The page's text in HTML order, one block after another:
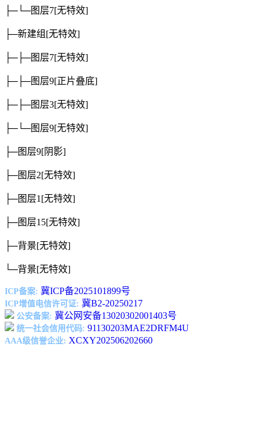
├─└─图层7[无特效]
├─新建组 [无特效]
├─├─图层7[无特效]
├─├─图层9[正片叠底]
├─├─图层3[无特效]
├─└─图层9[无特效]
├─图层9[阴影]
├─图层2[无特效]
├─图层1 [无特效]
├─图层15[无特效]
├─背景[无特效]
└─背景[无特效]
ICP备案: 冀ICP备2025101899号
ICP增值电信许可证: 冀B2-20250217
公安备案: 冀公网安备13020302001403号
统一社会信用代码: 91130203MAE2DRFM4U
AAA级信誉企业: XCXY202506202660